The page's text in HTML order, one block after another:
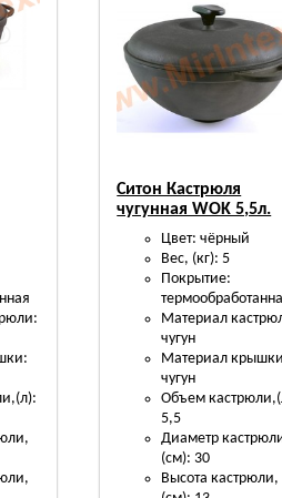
Ситон Кастрюля
чугунная WOK 5,5л.
Цвет: чёрный
Вес, (кг): 5
Покрытие:
Материал
чугун
Материал
чугун
Объем
5,5
Диаметр
(см): 30
Высота кастрюли,